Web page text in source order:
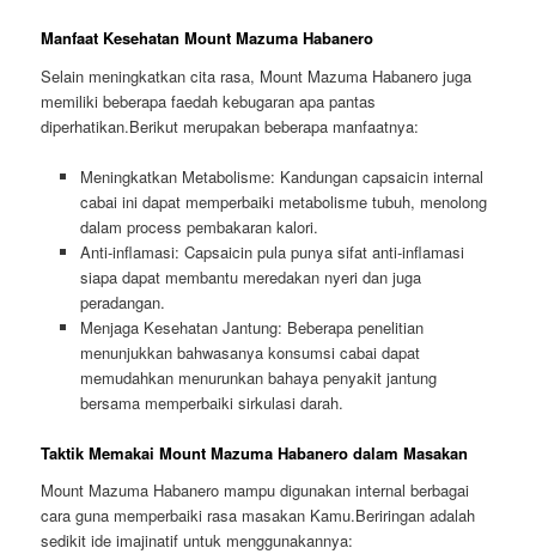
Manfaat Kesehatan Mount Mazuma Habanero
Selain meningkatkan cita rasa, Mount Mazuma Habanero juga
memiliki beberapa faedah kebugaran apa pantas
diperhatikan.Berikut merupakan beberapa manfaatnya:
Meningkatkan Metabolisme: Kandungan capsaicin internal
cabai ini dapat memperbaiki metabolisme tubuh, menolong
dalam process pembakaran kalori.
Anti-inflamasi: Capsaicin pula punya sifat anti-inflamasi
siapa dapat membantu meredakan nyeri dan juga
peradangan.
Menjaga Kesehatan Jantung: Beberapa penelitian
menunjukkan bahwasanya konsumsi cabai dapat
memudahkan menurunkan bahaya penyakit jantung
bersama memperbaiki sirkulasi darah.
Taktik Memakai Mount Mazuma Habanero dalam Masakan
Mount Mazuma Habanero mampu digunakan internal berbagai
cara guna memperbaiki rasa masakan Kamu.Beriringan adalah
sedikit ide imajinatif untuk menggunakannya: